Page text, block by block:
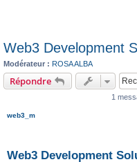
Web3 Development
Modérateur : ROSA ALBA
Répondre
1
web3_m
Web3 Development